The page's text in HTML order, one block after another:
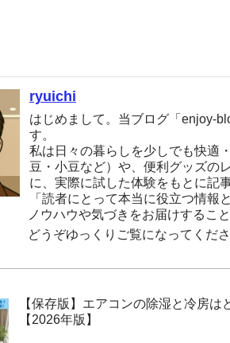
ryuichi
はじめまして。当ブログ「enjoy-
す。
私は日々の暮らしを少しでも快適
豆・小豆など）や、便利グッズの
に、実際に試した体験をもとに記
「読者にとって本当に役立つ情
ノウハウや気づきをお届けするこ
どうぞゆっくりご覧になってくださ
【保存版】エアコンの除湿と冷房
【2026年版】